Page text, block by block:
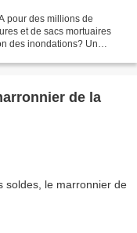
pour des millions de
et de sacs mortuaires
des inondations? Un
de la